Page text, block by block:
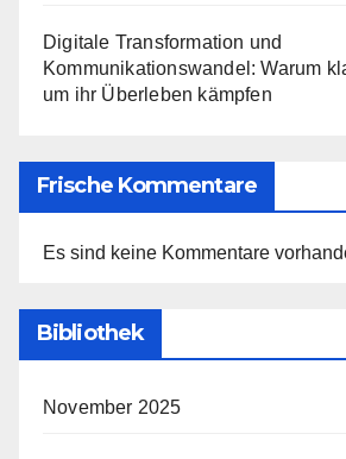
Digitale Transformation und
Kommunikationswandel: Warum
um ihr Überleben kämpfen
Frische Kommentare
Es sind keine Kommentare
Bibliothek
November 2025